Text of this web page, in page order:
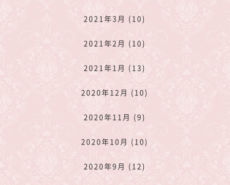
2021年3月 (10)
2021年2月 (10)
2021年1月 (13)
2020年12月 (10)
2020年11月 (9)
2020年10月 (10)
2020年9月 (12)